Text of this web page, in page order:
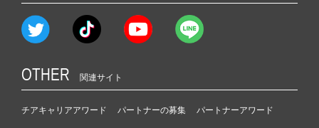
OTHER 関連サイト
チアキャリアアワード パートナーの募集 パートナーアワード